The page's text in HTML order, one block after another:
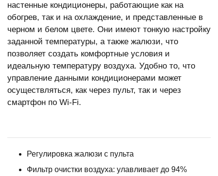
настенные кондиционеры, работающие как на
обогрев, так и на охлаждение, и представленные в
черном и белом цвете. Они имеют тонкую настройку
заданной температуры, а также жалюзи, что
позволяет создать комфортные условия и
идеальную температуру воздуха. Удобно то, что
управление данными кондиционерами может
осуществляться, как через пульт, так и через
смартфон по Wi-Fi.
Регулировка жалюзи с пульта
Фильтр очистки воздуха: улавливает до 94%